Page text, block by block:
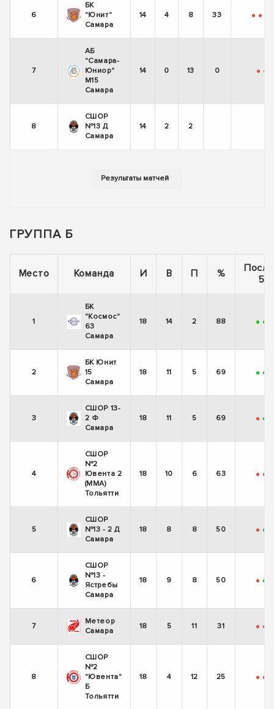
6
БК
"Юнит"
Самара
14 4 8 33 - -
7
АБ
"Самара-
Юниор"
М15
Самара
14 0 13 0 -
8
СШОР
№13 Д
Самара
14 2 2
ГРУППА Б
Место Команда И В П %
5
1
БК
"Космос"
63
Самара
18 14 2 88 + +
2
БК Юнит
15
Самара
18 11 5 69 + +
3
СШОР 13-
2 Ф
Самара
18 11 5 69 - +
4
СШОР
№2
Ювента 2
(ММА)
Тольятти
18 10 6 63 - -
5
СШОР
№13 - 2 Д
Самара
18 8 8 50 - +
6
СШОР
№13 -
Ястребы
Самара
18 9 8 50 - +
7
Метеор
Самара
18 5 11 31 - -
8
СШОР
№2
"Ювента"
Б
Тольятти
18 4 12 25 - -